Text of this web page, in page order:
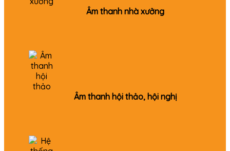
Âm thanh nhà xưởng
Âm thanh hội thảo, hội nghị